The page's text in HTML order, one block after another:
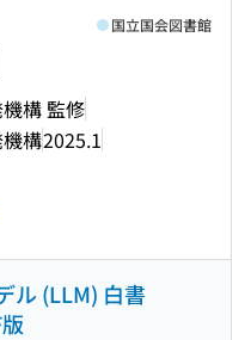
構 監修
構2025.1
国立国会図書館
ル (LLM) 白書